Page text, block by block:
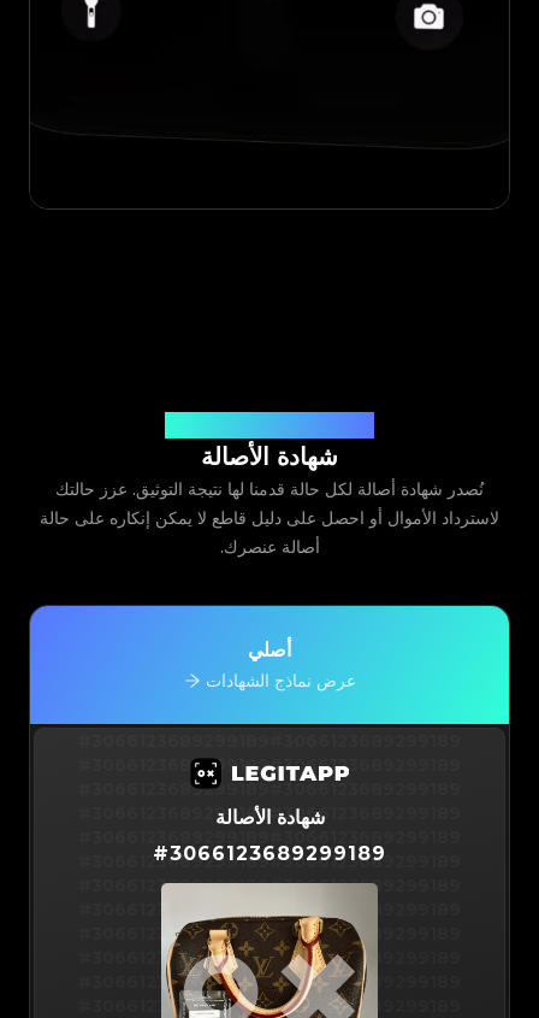
شهادة الأصالة
نُصدر شهادة أصالة لكل حالة قدمنا لها نتيجة التوثيق. عزز حالتك
لاسترداد الأموال أو احصل على دليل قاطع لا يمكن إنكاره على حالة
أصالة عنصرك.
أصلي
عرض نماذج الشهادات
#3066123689299189
#3066123689299189
#3066123689299189
#3066123689299189
#3066123689299189
#3066123689299189
#3066123689299189
#3066123689299189
#3066123689299189
#3066123689299189
#3066123689299189
#3066123689299189
#3066123689299189
#3066123689299189
#3066123689299189
#3066123689299189
#3066123689299189
#3066123689299189
شهادة الأصالة
#3066123689299189